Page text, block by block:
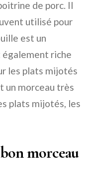
de porc. Il
utilisé pour
est un
également riche
les plats mijotés
un morceau très
plats mijotés, les
morceau